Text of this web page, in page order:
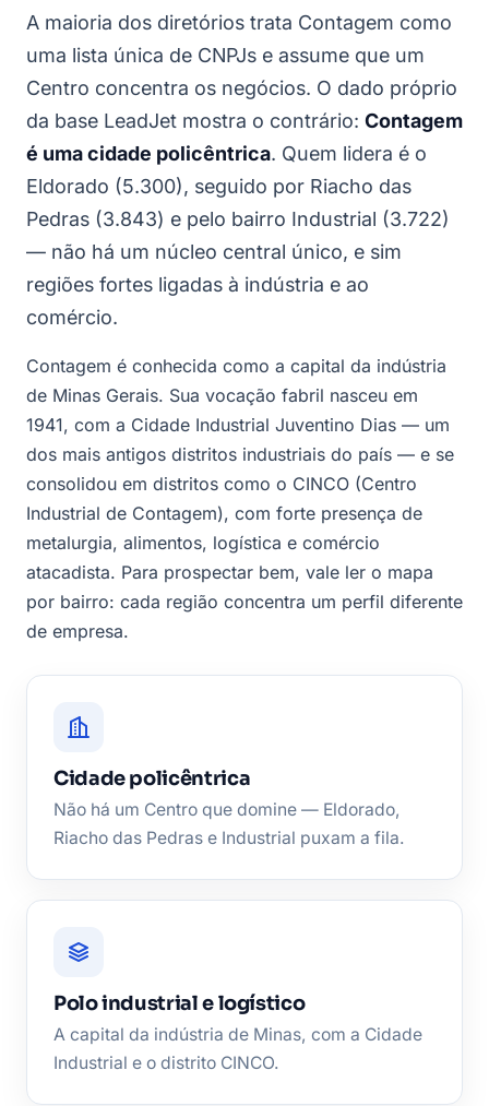
A maioria dos diretórios trata Contagem como
uma lista única de CNPJs e assume que um
Centro concentra os negócios. O dado próprio
da base LeadJet mostra o contrário: Contagem
é uma cidade policêntrica. Quem lidera é o
Eldorado (5.300), seguido por Riacho das
Pedras (3.843) e pelo bairro Industrial (3.722)
— não há um núcleo central único, e sim
regiões fortes ligadas à indústria e ao
comércio.
Contagem é conhecida como a capital da indústria
de Minas Gerais. Sua vocação fabril nasceu em
1941, com a Cidade Industrial Juventino Dias — um
dos mais antigos distritos industriais do país — e se
consolidou em distritos como o CINCO (Centro
Industrial de Contagem), com forte presença de
metalurgia, alimentos, logística e comércio
atacadista. Para prospectar bem, vale ler o mapa
por bairro: cada região concentra um perfil diferente
de empresa.
Cidade policêntrica
Não há um Centro que domine — Eldorado,
Riacho das Pedras e Industrial puxam a fila.
Polo industrial e logístico
A capital da indústria de Minas, com a Cidade
Industrial e o distrito CINCO.